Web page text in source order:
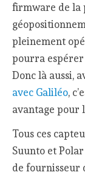
firmware de la
pleinement
pourra
Donc là aussi,
avec Galiléo,
avantage pour
Tous ces
Suunto et
de fournisseur